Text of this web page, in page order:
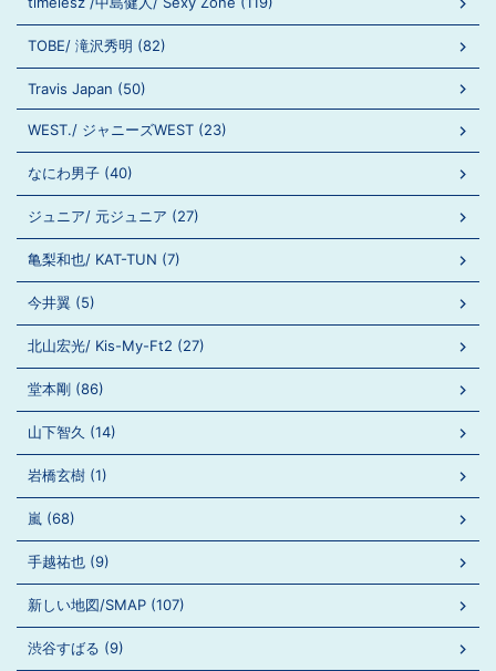
TOBE/ 滝沢秀明 (82)
Travis Japan (50)
WEST./ ジャニーズWEST (23)
なにわ男子 (40)
ジュニア/ 元ジュニア (27)
亀梨和也/ KAT-TUN (7)
今井翼 (5)
北山宏光/ Kis-My-Ft2 (27)
堂本剛 (86)
山下智久 (14)
岩橋玄樹 (1)
嵐 (68)
手越祐也 (9)
新しい地図/SMAP (107)
渋谷すばる (9)